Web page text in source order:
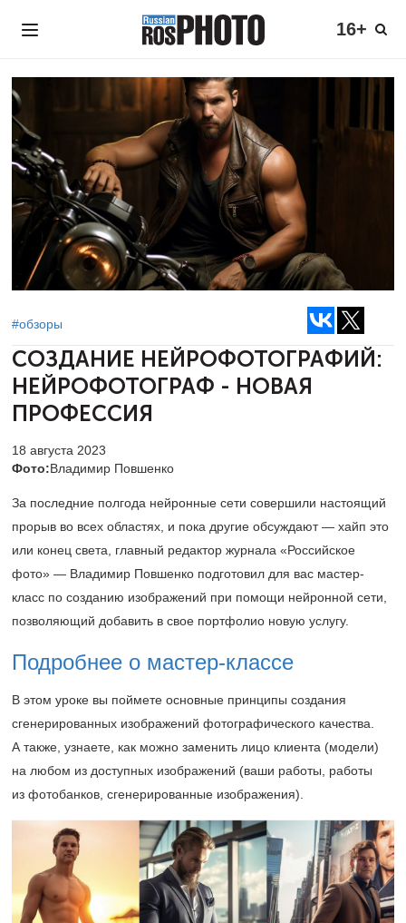
16+
#обзоры
СОЗДАНИЕ НЕЙРОФОТОГРАФИЙ:
НЕЙРОФОТОГРАФ - НОВАЯ
ПРОФЕССИЯ
18 августа 2023
Фото:Владимир Повшенко
За последние полгода нейронные сети совершили настоящий
прорыв во всех областях, и пока другие обсуждают — хайп это
или конец света, главный редактор журнала «Российское
фото» — Владимир Повшенко подготовил для вас мастер-
класс по созданию изображений при помощи нейронной сети,
позволяющий добавить в свое портфолио новую услугу.
Подробнее о мастер-классе
В этом уроке вы поймете основные принципы создания
сгенерированных изображений фотографического качества.
А также, узнаете, как можно заменить лицо клиента (модели)
на любом из доступных изображений (ваши работы, работы
из фотобанков, сгенерированные изображения).